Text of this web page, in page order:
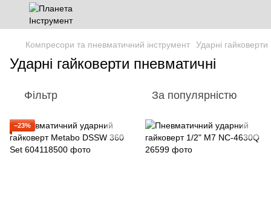
Компресори та пневматичний інструмент Ударні
Ударні гайковерти пневматичні
Фільтр За популярністю
−23%